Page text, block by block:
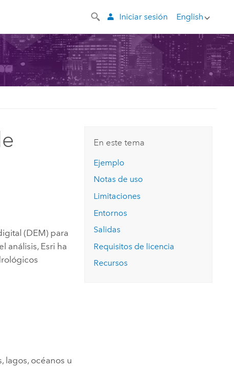
English
Iniciar sesión
(DEM) para
análisis, Esri ha
lagos, océanos u
En este tema
Ejemplo
Notas de uso
Limitaciones
Entornos
Salidas
Requisitos de licencia
Recursos